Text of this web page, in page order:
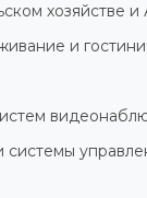
хозяйстве
и